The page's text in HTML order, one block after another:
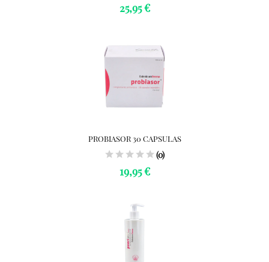
25,95 €
PROBIASOR 30 CAPSULAS
(0)
19,95 €